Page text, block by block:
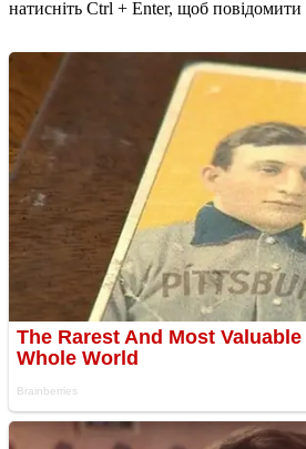
натисніть Ctrl + Enter, щоб